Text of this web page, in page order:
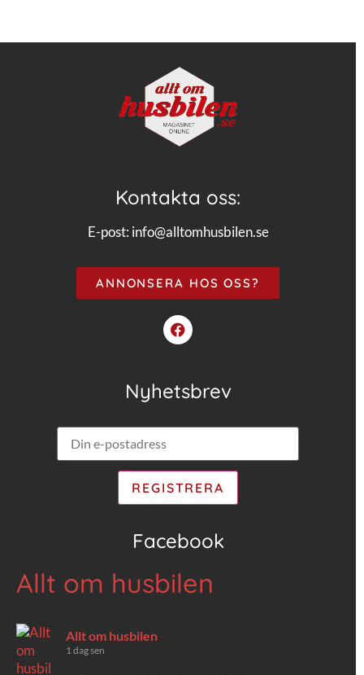
Kontakta oss:
E-post: info@alltomhusbilen.se
ANNONSERA HOS OSS?
Nyhetsbrev
Facebook
Allt om husbilen
Allt om husbilen
1 dag sen